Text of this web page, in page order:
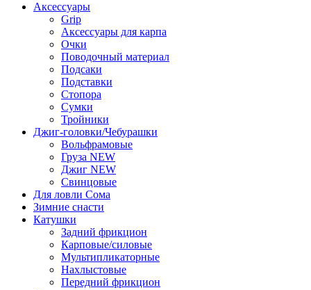
Аксессуары
Grip
Аксессуары для карпа
Очки
Поводочный материал
Подсаки
Подставки
Стопора
Сумки
Тройники
Джиг-головки/Чебурашки
Вольфрамовые
Груза NEW
Джиг NEW
Свинцовые
Для ловли Сома
Зимние снасти
Катушки
Задний фрикцион
Карповые/силовые
Мультипликаторные
Нахлыстовые
Передний фрикцион